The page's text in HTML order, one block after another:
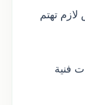
تهتم
فنية